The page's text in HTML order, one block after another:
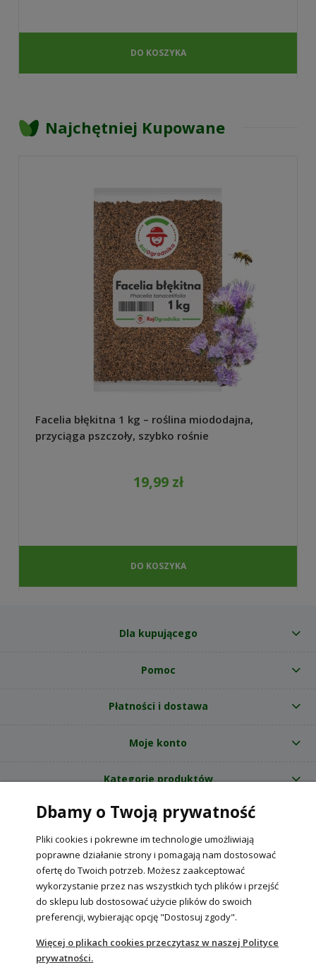
DO KOSZYKA
Najchętniej Kupowane
Facelia błękitna 1 kg – roślina miododajna,
przyciąga pszczoły, szybko rośnie
19,99 zł
DO KOSZYKA
Dla kupującego
Pomoc
Płatności i dostawa
Moje konto
Kategorie produktów
O nas
Internetowy sklep ogrodniczy z nasionami RajOgrodnika.pl
NIP: 6090037061, REGON: 260240470 | Czarnca, ul. Tęczowa 31, 29-100
Włoszczowa
POKAŻ PEŁNĄ WERSJĘ STRONY
Dbamy o Twoją prywatność
Pliki cookies i pokrewne im technologie umożliwiają
poprawne działanie strony i pomagają nam dostosować
ofertę do Twoich potrzeb. Możesz zaakceptować
wykorzystanie przez nas wszystkich tych plików i przejść
do sklepu lub dostosować użycie plików do swoich
preferencji, wybierając opcję "Dostosuj zgody".
Więcej o plikach cookies przeczytasz w naszej Polityce
prywatności.